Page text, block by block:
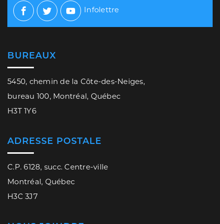
Facebook
TwitterYoutube
Infolettre
BUREAUX
5450, chemin de la Côte-des-Neiges,
bureau 100, Montréal, Québec
H3T 1Y6
ADRESSE POSTALE
C.P. 6128, succ. Centre-ville
Montréal, Québec
H3C 3J7